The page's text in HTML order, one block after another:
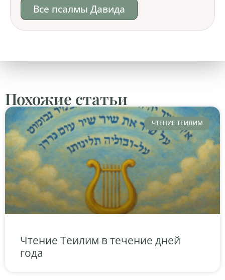
Все псалмы Давида
Похожие статьи
ЧТЕНИЕ ТЕИЛИМ
Чтение Теилим в течение дней
года